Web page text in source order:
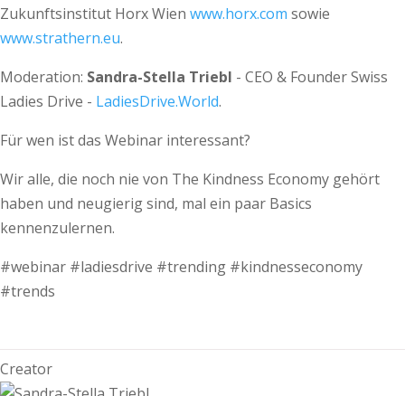
Zukunftsinstitut Horx Wien www.horx.com sowie
www.strathern.eu.
Moderation: Sandra-Stella Triebl - CEO & Founder Swiss
Ladies Drive - LadiesDrive.World.
Für wen ist das Webinar interessant?
Wir alle, die noch nie von The Kindness Economy gehört
haben und neugierig sind, mal ein paar Basics
kennenzulernen.
#webinar #ladiesdrive #trending #kindnesseconomy
#trends
Creator